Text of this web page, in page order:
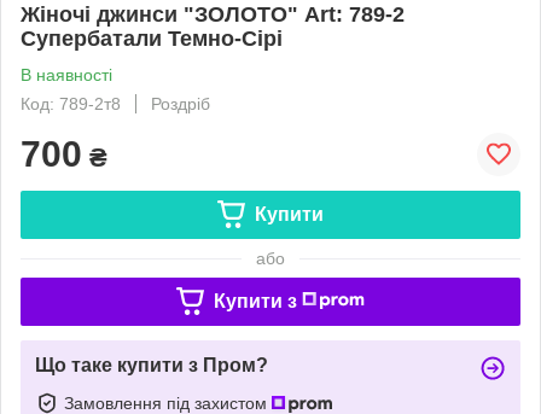
Жіночі джинси "ЗОЛОТО" Art: 789-2
Супербатали Темно-Сірі
В наявності
Код: 789-2т8
Роздріб
700 ₴
Купити
або
Купити з
Що таке купити з Пром?
Замовлення під захистом